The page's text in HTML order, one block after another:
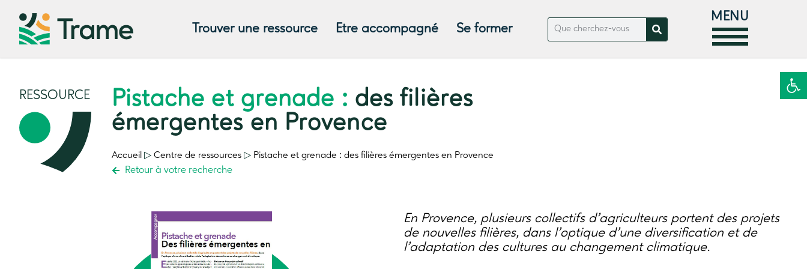
Ouvrir
Trouver une ressource Etre accompagné Se former
MENU
RESSOURCE Pistache et grenade : des filières
émergentes en Provence
Accueil ▷ Centre de ressources ▷ Pistache et grenade : des filières émergentes en Provence
Retour à votre recherche
En Provence, plusieurs collectifs d’agriculteurs portent des projets
de nouvelles filières, dans l’optique d’une diversification et de
l’adaptation des cultures au changement climatique.